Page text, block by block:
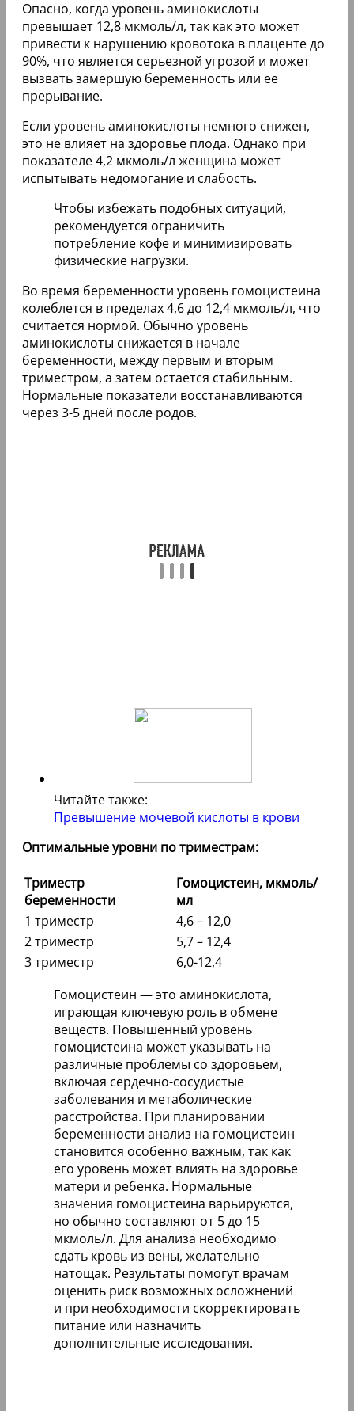
Опасно, когда уровень аминокислоты
превышает 12,8 мкмоль/л, так как это может
привести к нарушению кровотока в плаценте до
90%, что является серьезной угрозой и может
вызвать замершую беременность или ее
прерывание.
Если уровень аминокислоты немного снижен,
это не влияет на здоровье плода. Однако при
показателе 4,2 мкмоль/л женщина может
испытывать недомогание и слабость.
Чтобы избежать подобных ситуаций,
рекомендуется ограничить
потребление кофе и минимизировать
физические нагрузки.
Во время беременности уровень гомоцистеина
колеблется в пределах 4,6 до 12,4 мкмоль/л, что
считается нормой. Обычно уровень
аминокислоты снижается в начале
беременности, между первым и вторым
триместром, а затем остается стабильным.
Нормальные показатели восстанавливаются
через 3-5 дней после родов.
Читайте также:
Превышение мочевой кислоты в крови
Оптимальные уровни по триместрам:
Триместр
беременности
Гомоцистеин, мкмоль/
мл
1 триместр
4,6 – 12,0
2 триместр
5,7 – 12,4
3 триместр
6,0-12,4
Гомоцистеин — это аминокислота,
играющая ключевую роль в обмене
веществ. Повышенный уровень
гомоцистеина может указывать на
различные проблемы со здоровьем,
включая сердечно-сосудистые
заболевания и метаболические
расстройства. При планировании
беременности анализ на гомоцистеин
становится особенно важным, так как
его уровень может влиять на здоровье
матери и ребенка. Нормальные
значения гомоцистеина варьируются,
но обычно составляют от 5 до 15
мкмоль/л. Для анализа необходимо
сдать кровь из вены, желательно
натощак. Результаты помогут врачам
оценить риск возможных осложнений
и при необходимости скорректировать
питание или назначить
дополнительные исследования.